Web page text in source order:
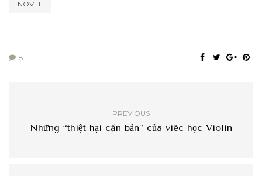
NOVEL
8
PREVIOUS
Những “thiệt hại căn bản” của viêc học Violin